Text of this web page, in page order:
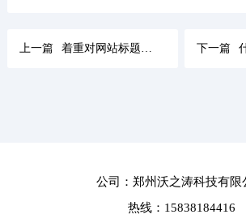
上一篇 着重对网站标题、关键词、描述及结构调整，使其满足搜索引擎排名指标 下一篇
公司：郑州沃之涛科技有限
热线：15838184416